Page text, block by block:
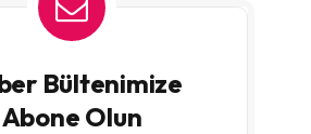
Bültenimize
Abone Olun